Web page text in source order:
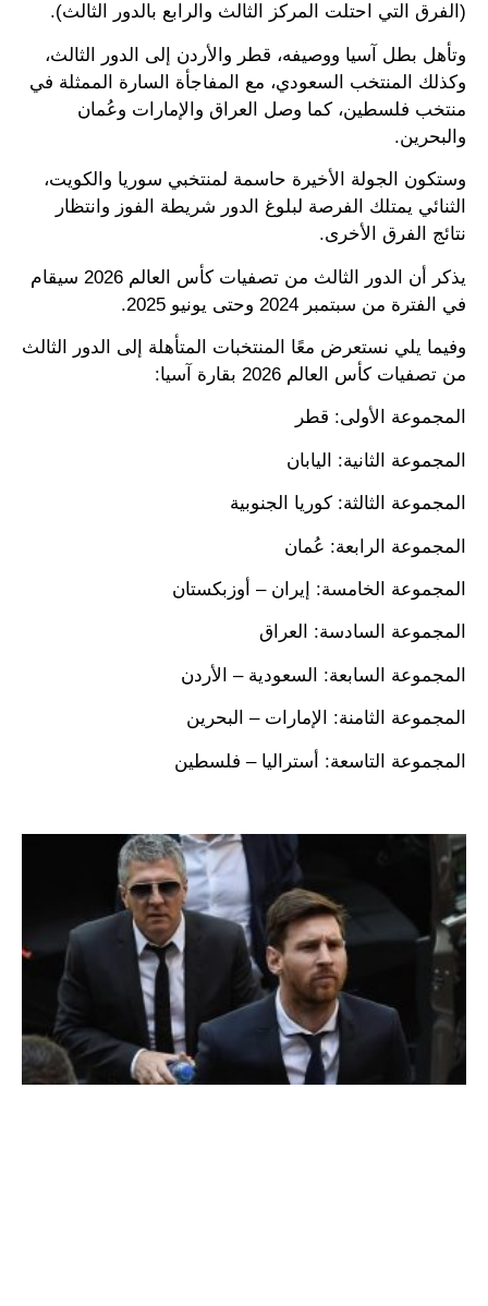
(الفرق التي احتلت المركز الثالث والرابع بالدور الثالث).
وتأهل بطل آسيا ووصيفه، قطر والأردن إلى الدور الثالث،
وكذلك المنتخب السعودي، مع المفاجأة السارة الممثلة في
منتخب فلسطين، كما وصل العراق والإمارات وعُمان
والبحرين.
وستكون الجولة الأخيرة حاسمة لمنتخبي سوريا والكويت،
الثنائي يمتلك الفرصة لبلوغ الدور شريطة الفوز وانتظار
نتائج الفرق الأخرى.
يذكر أن الدور الثالث من تصفيات كأس العالم 2026 سيقام
في الفترة من سبتمبر 2024 وحتى يونيو 2025.
وفيما يلي نستعرض معًا المنتخبات المتأهلة إلى الدور الثالث
من تصفيات كأس العالم 2026 بقارة آسيا:
المجموعة الأولى: قطر
المجموعة الثانية: اليابان
المجموعة الثالثة: كوريا الجنوبية
المجموعة الرابعة: عُمان
المجموعة الخامسة: إيران – أوزبكستان
المجموعة السادسة: العراق
المجموعة السابعة: السعودية – الأردن
المجموعة الثامنة: الإمارات – البحرين
المجموعة التاسعة: أستراليا – فلسطين